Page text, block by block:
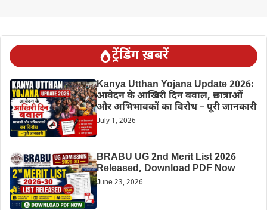
ट्रेंडिंग ख़बरें
Kanya Utthan Yojana Update 2026:
आवेदन के आखिरी दिन बवाल, छात्राओं
और अभिभावकों का विरोध – पूरी जानकारी
July 1, 2026
BRABU UG 2nd Merit List 2026
Released, Download PDF Now
June 23, 2026